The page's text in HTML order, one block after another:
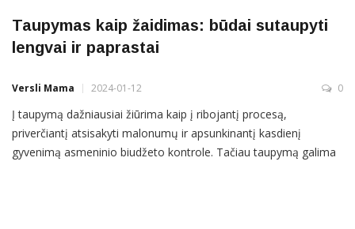
Taupymas kaip žaidimas: būdai sutaupyti
lengvai ir paprastai
Versli Mama 2024-01-12 0
Į taupymą dažniausiai žiūrima kaip į ribojantį procesą,
priverčiantį atsisakyti malonumų ir apsunkinantį kasdienį
gyvenimą asmeninio biudžeto kontrole. Tačiau taupymą galima